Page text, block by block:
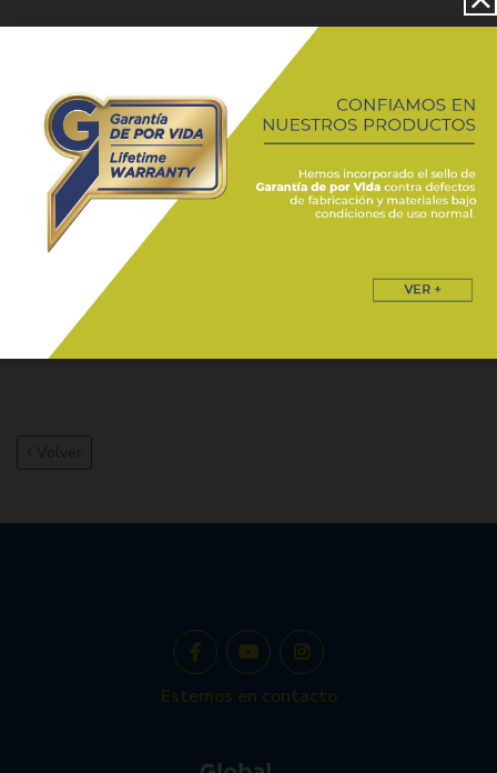
CAJAde16
Debes ingresar con tu cuenta para poder realizar un pedido de este
producto
ficha-tecnica-uc15-5367.pdf
ficha-tecnica-uc15-2952.pdf
Estemos en contacto